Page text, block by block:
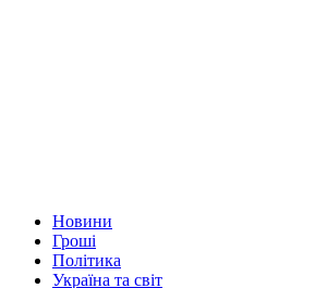
Новини
Гроші
Політика
Україна та світ